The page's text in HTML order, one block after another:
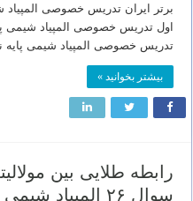
برتر ایران تدریس خصوصی
اول تدریس خصوصی المپیاد شیمی
تدریس خصوصی المپیاد شیمی پایه
بیشتر بخوانید »
سوال ۲۶ المپیاد شیمی مرحله دوم ۱۳۹۰